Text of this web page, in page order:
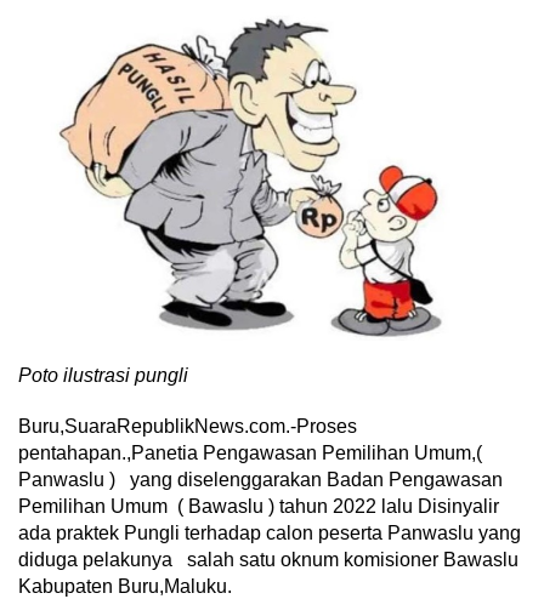
Poto ilustrasi pungli
Buru,SuaraRepublikNews.com.-Proses
pentahapan.,Panetia Pengawasan Pemilihan Umum,(
Panwaslu ) yang diselenggarakan Badan Pengawasan
Pemilihan Umum ( Bawaslu ) tahun 2022 lalu Disinyalir
ada praktek Pungli terhadap calon peserta Panwaslu yang
diduga pelakunya salah satu oknum komisioner Bawaslu
Kabupaten Buru,Maluku.